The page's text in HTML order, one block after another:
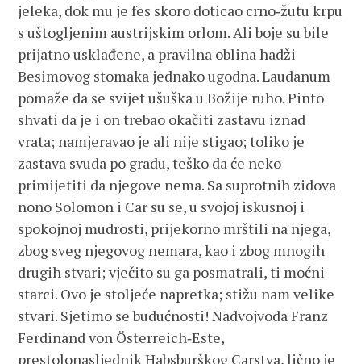
jeleka, dok mu je fes skoro doticao crno‑žutu krpu
s uštogljenim austrijskim orlom. Ali boje su bile
prijatno usklađene, a pravilna oblina hadži
Besimovog stomaka jednako ugodna. Laudanum
pomaže da se svijet ušuška u Božije ruho. Pinto
shvati da je i on trebao okačiti zastavu iznad
vrata; namjeravao je ali nije stigao; toliko je
zastava svuda po gradu, teško da će neko
primijetiti da njegove nema. Sa suprotnih zidova
nono Solomon i Car su se, u svojoj iskusnoj i
spokojnoj mudrosti, prijekorno mrštili na njega,
zbog sveg njegovog nemara, kao i zbog mnogih
drugih stvari; vječito su ga posmatrali, ti moćni
starci. Ovo je stoljeće napretka; stižu nam velike
stvari. Sjetimo se budućnosti! Nadvojvoda Franz
Ferdinand von Österreich‑Este,
prestolonasljednik Habsburškog Carstva, lično je